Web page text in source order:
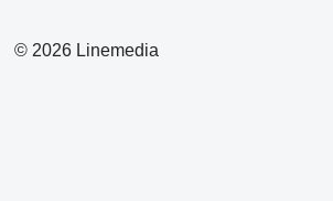
© 2026 Linemedia